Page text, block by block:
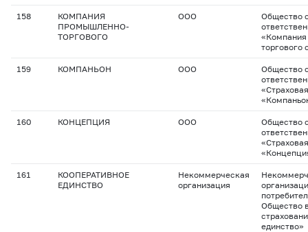
158
КОМПАНИЯ
ПРОМЫШЛЕННО-
ТОРГОВОГО
ООО
Общество
торгового
159 КОМПАНЬОН ООО
Общество
160 КОНЦЕПЦИЯ ООО
Общество
161
КООПЕРАТИВНОЕ
ЕДИНСТВО
Некоммерческая
организация
Общество
единство»